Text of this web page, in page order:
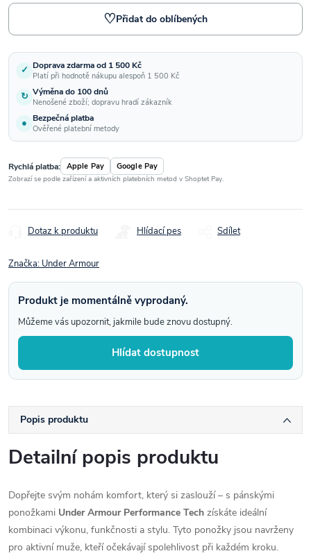
♡Přidat do oblíbených
✓ Doprava zdarma od 1 500 Kč
Platí při hodnotě nákupu alespoň 1 500 Kč
↻ Výměna do 100 dnů
Nenošené zboží; dopravu hradí zákazník
● Bezpečná platba
Ověřené platební metody
Rychlá platba: Apple Pay Google Pay
Zobrazí se podle zařízení a aktivních platebních metod v Shoptet Pay.
Dotaz k produktu Hlídací pes Sdílet
Značka: Under Armour
Produkt je momentálně vyprodaný.
Můžeme vás upozornit, jakmile bude znovu dostupný.
Hlídat dostupnost
Popis produktu
Detailní popis produktu
Dopřejte svým nohám komfort, který si zaslouží – s pánskými
ponožkami Under Armour Performance Tech získáte ideální
kombinaci výkonu, funkčnosti a stylu. Tyto ponožky jsou navrženy
pro aktivní muže, kteří očekávají spolehlivost při každém kroku.